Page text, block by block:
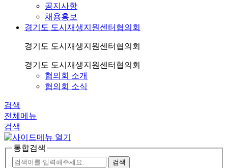
공지사항
채용홍보
경기도 도시재생지원센터협의회
경기도 도시재생지원센터협의회
경기도 도시재생지원센터협의회
협의회 소개
협의회 소식
검색
전체메뉴
검색
통합검색